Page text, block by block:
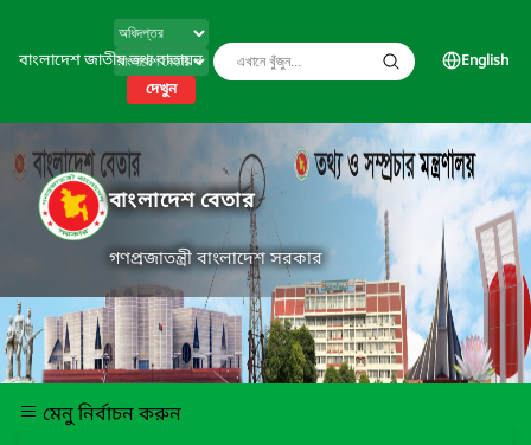
বাংলাদেশ জাতীয় তথ্য বাতায়ন
দেখুন
English
বাংলাদেশ বেতার
গণপ্রজাতন্ত্রী বাংলাদেশ সরকার
মেনু নির্বাচন করুন